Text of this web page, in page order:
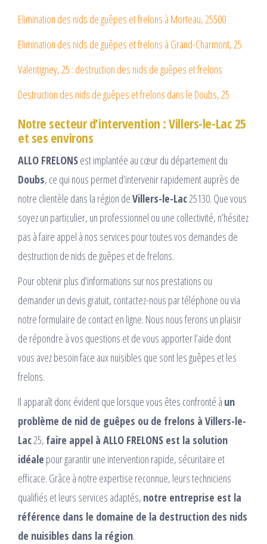
Elimination des nids de guêpes et frelons à Morteau, 25500
Elimination des nids de guêpes et frelons à Grand-Charmont, 25
Valentigney, 25 : destruction des nids de guêpes et frelons
Destruction des nids de guêpes et frelons dans le Doubs, 25
Notre secteur d’intervention : Villers-le-Lac 25
et ses environs
ALLO FRELONSest implantée au cœur du département du
Doubs, ce qui nous permet d’intervenir rapidement auprès de
notre clientèle dans la région deVillers-le-Lac25130. Que vous
soyez un particulier, un professionnel ou une collectivité, n’hésitez
pas à faire appel à nos services pour toutes vos demandes de
destruction de nids de guêpes et de frelons.
Pour obtenir plus d’informations sur nos prestations ou
demander un devis gratuit, contactez-nous par téléphone ou via
notre formulaire de contact en ligne. Nous nous ferons un plaisir
de répondre à vos questions et de vous apporter l’aide dont
vous avez besoin face aux nuisibles que sont les guêpes et les
frelons.
Il apparaît donc évident que lorsque vous êtes confronté à un
problème de nid de guêpes ou de frelons à Villers-le-
Lac25, faire appel à ALLO FRELONS est la solution
idéale pour garantir une intervention rapide, sécuritaire et
efficace. Grâce à notre expertise reconnue, leurs techniciens
qualifiés et leurs services adaptés, notre entreprise est la
référence dans le domaine de la destruction des nids
de nuisibles dans la région.